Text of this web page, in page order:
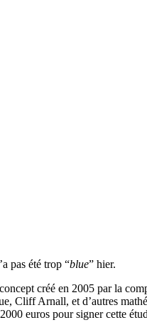
pas été trop “blue” hier.
créé en 2005 par la
Cliff Arnall, et d’autres
euros pour signer cette